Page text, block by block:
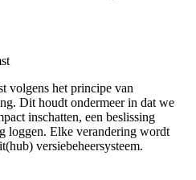
volgens het principe van
Dit houdt ondermeer in dat we
inschatten, een beslissing
loggen. Elke verandering wordt
versiebeheersysteem.